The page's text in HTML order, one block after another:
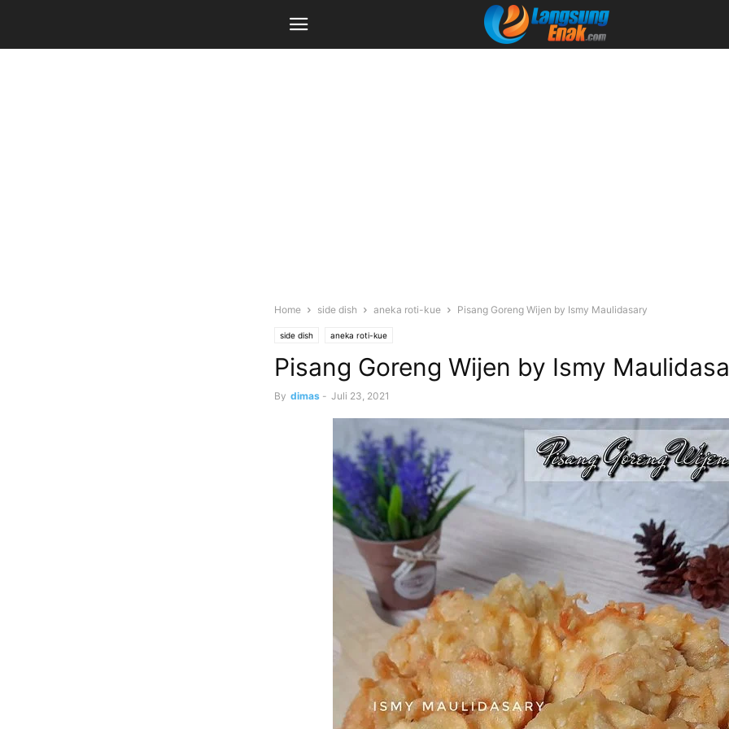
Home side dish aneka roti-kue Pisang Goreng Wijen by Ismy Maulidasary
side dish aneka roti-kue
Pisang Goreng Wijen by Ismy
By dimas - Juli 23, 2021